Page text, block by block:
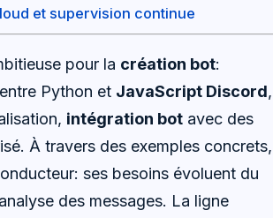
et supervision continue
pour la création bot:
Python et JavaScript Discord,
intégration bot avec des
À travers des exemples concrets,
ses besoins évoluent du
des messages. La ligne